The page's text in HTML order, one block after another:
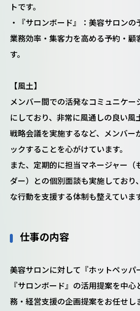
トです。
・『サロンボード』：美容サロン
業務効率・集客力を高める予約・顧
す。
【風土】
メンバー間での活発なコミュニケ
にしており、非常に風通しの良い風
戦略会議を実施するなど、メンバー
ックすることを心がけています。
また、定期的に担当マネージャー（
ダー）との個別面談も実施しており
な行動を支援する体制も整えています
仕事の内容
美容サロンに対して『ホットペッパ
『サロンボード』の活用提案を中
務・経営支援の企画提案をお任せし